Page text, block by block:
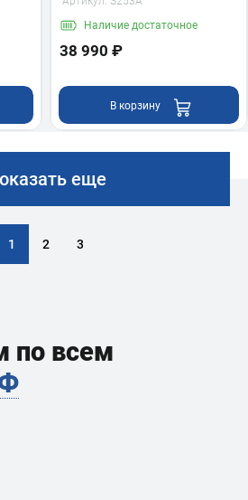
Наличие достаточное
38 990 ₽
В корзину
еще
1 2 3
по всем